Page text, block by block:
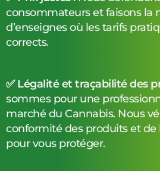
consommateurs et faisons la
d’enseignes où les tarifs
corrects.
✅ Légalité et traçabilité des
sommes pour une
marché du Cannabis. Nous
conformité des produits et de
pour vous protéger.